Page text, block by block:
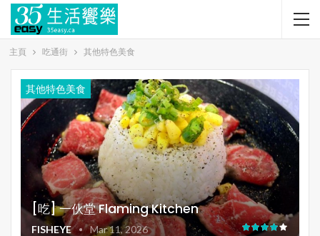
主頁 吃通街 其他特色美食
其他特色美食
[吃] 一伙堂 Flaming Kitchen
FISHEYE Mar 11, 2026